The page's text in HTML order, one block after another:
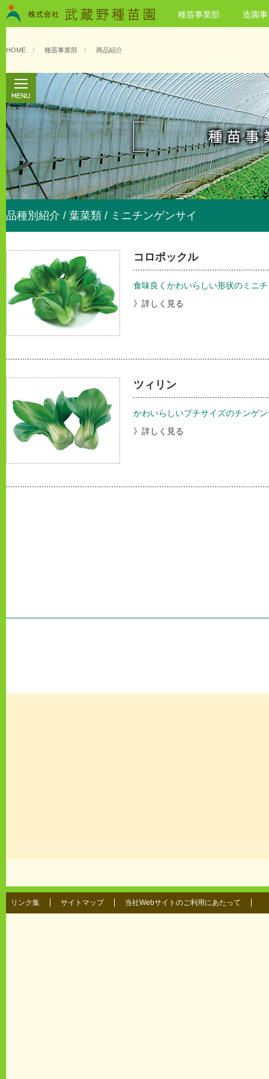
種苗事業部 造園
HOME 〉 種苗事業部 〉 商品紹介
品種別紹介 / 葉菜類 / ミニチンゲンサイ
コロポックル
食味良くかわいらしい形状のミニ
》詳しく見る
ツィリン
かわいらしいプチサイズのチンゲ
》詳しく見る
リンク集 サイトマップ 当社Webサイトのご利用にあたって